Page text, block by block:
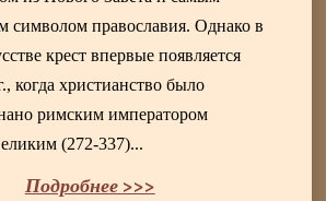
символом православия. Однако в
крест впервые появляется
когда христианство было
римским императором
(272-337)...
Подробнее >>>